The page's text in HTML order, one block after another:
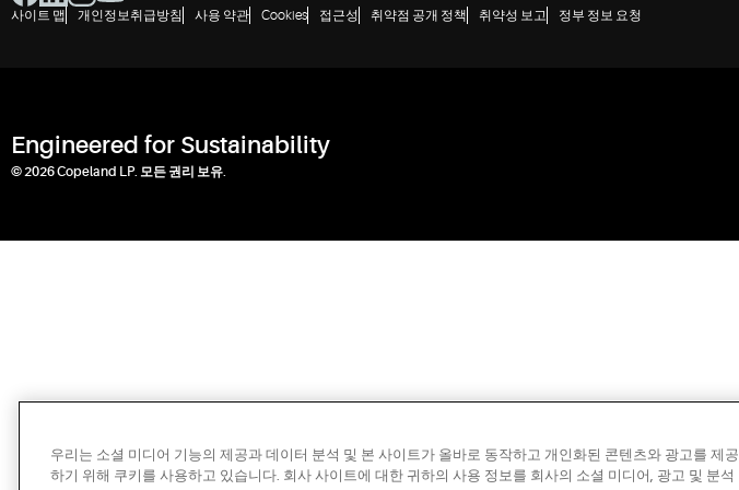
사이트 맵 개인정보취급방침 사용 약관 Cookies 접근성 취약점 공개 정책 취약성 보고 정부 정보 요청
Engineered for Sustainability
© 2026 Copeland LP. 모든 권리 보유.
우리는 소셜 미디어 기능의 제공과 데이터 분석 및 본 사이트가 올바로 동작하고 개인화된 콘텐츠와 광고를 제공
하기 위해 쿠키를 사용하고 있습니다. 회사 사이트에 대한 귀하의 사용 정보를 회사의 소셜 미디어, 광고 및 분석